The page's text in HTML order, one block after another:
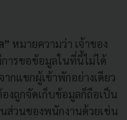
” หมายความว่า เจ้าของ
ารขอข้อมูลในที่นี้ไม่ได้
กแขกผู้เข้าพักอย่างเดียว
งถูกจัดเก็บข้อมูลก็ถือเป็น
ส่วนของพนักงานด้วยเช่น